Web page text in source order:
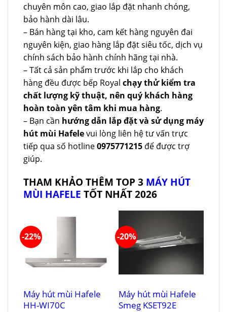
chuyên môn cao, giao lắp đặt nhanh chóng,
bảo hành dài lâu.
– Bán hàng tại kho, cam kết hàng nguyên đai
nguyên kiện, giao hàng lắp đặt siêu tốc, dịch vụ
chính sách bảo hành chính hãng tại nhà.
– Tất cả sản phẩm trước khi lắp cho khách
hàng đều được bếp Royal chạy thử kiểm tra
chất lượng kỹ thuật, nên quý khách hàng
hoàn toàn yên tâm khi mua hàng.
– Bạn cần hướng dẫn lắp đặt và sử dụng máy
hút mùi Hafelevui lòng liên hệ tư vấn trực
tiếp qua số hotline0975771215 để được trợ
giúp.
THAM KHẢO THÊM TOP 3 MÁY HÚT
MÙI HAFELE TỐT NHẤT 2026
-22%
Máy hút mùi Hafele
HH-WI70C
-20%
Máy hút mùi Hafele
Smeg KSET92E